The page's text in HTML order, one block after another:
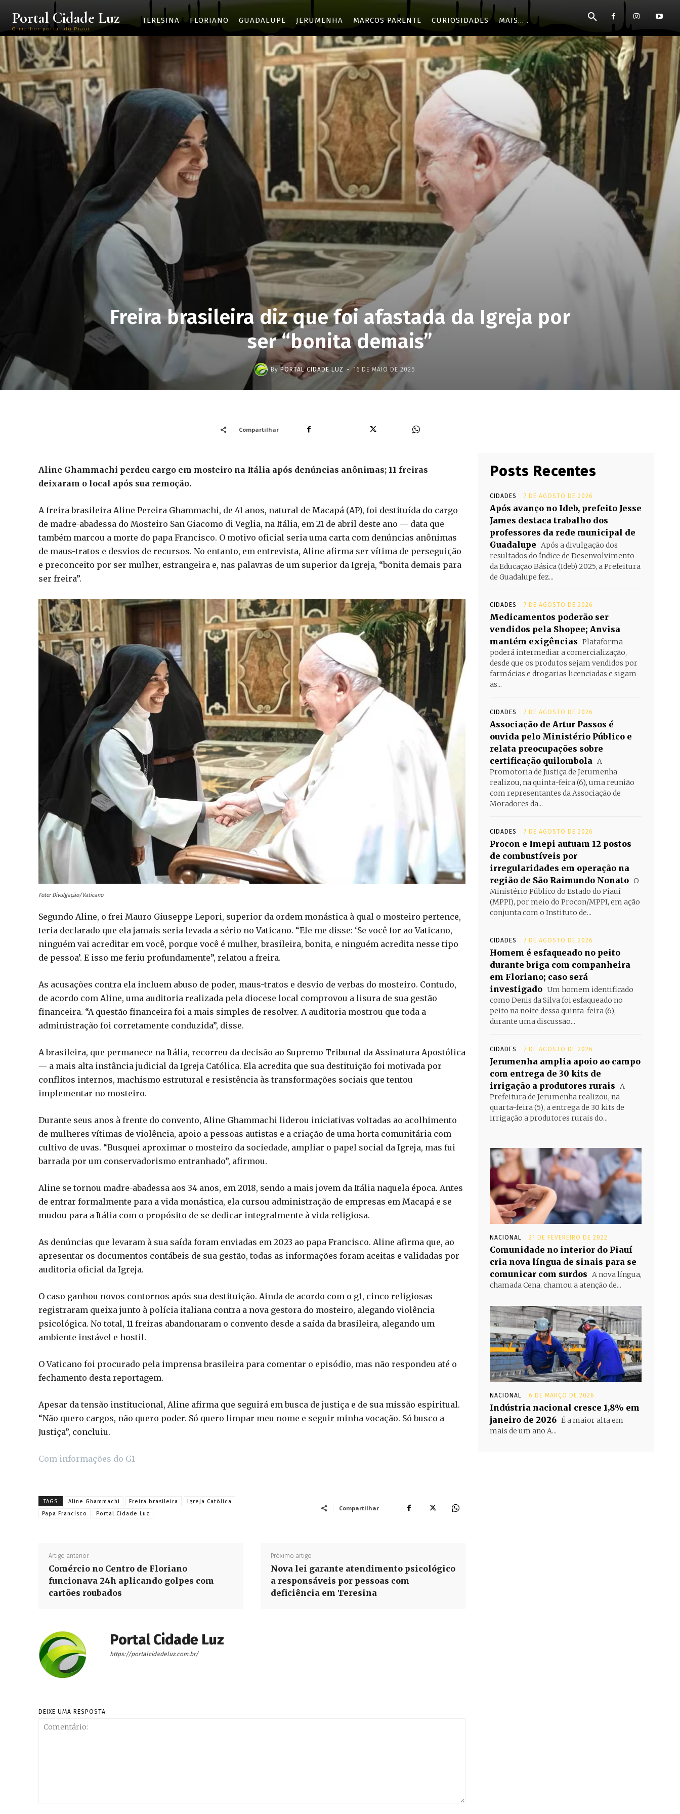
Portal Cidade Luz
O melhor portal do Piauí
TERESINA FLORIANO GUADALUPE JERUMENHA MARCOS PARENTE CURIOSIDADES MAIS...
​Freira brasileira diz que foi afastada da Igreja por
ser “bonita demais”
By PORTAL CIDADE LUZ - 16 DE MAIO DE 2025
Compartilhar
Aline Ghammachi perdeu cargo em mosteiro na Itália após denúncias anônimas; 11 freiras
deixaram o local após sua remoção.
A freira brasileira Aline Pereira Ghammachi, de 41 anos, natural de Macapá (AP), foi destituída do cargo
de madre-abadessa do Mosteiro San Giacomo di Veglia, na Itália, em 21 de abril deste ano — data que
também marcou a morte do papa Francisco. O motivo oficial seria uma carta com denúncias anônimas
de maus-tratos e desvios de recursos. No entanto, em entrevista, Aline afirma ser vítima de perseguição
e preconceito por ser mulher, estrangeira e, nas palavras de um superior da Igreja, “bonita demais para
ser freira”.
Foto: Divulgação/Vaticano
Segundo Aline, o frei Mauro Giuseppe Lepori, superior da ordem monástica à qual o mosteiro pertence,
teria declarado que ela jamais seria levada a sério no Vaticano. “Ele me disse: ‘Se você for ao Vaticano,
ninguém vai acreditar em você, porque você é mulher, brasileira, bonita, e ninguém acredita nesse tipo
de pessoa’. E isso me feriu profundamente”, relatou a freira.
As acusações contra ela incluem abuso de poder, maus-tratos e desvio de verbas do mosteiro. Contudo,
de acordo com Aline, uma auditoria realizada pela diocese local comprovou a lisura de sua gestão
financeira. “A questão financeira foi a mais simples de resolver. A auditoria mostrou que toda a
administração foi corretamente conduzida”, disse.
A brasileira, que permanece na Itália, recorreu da decisão ao Supremo Tribunal da Assinatura Apostólica
— a mais alta instância judicial da Igreja Católica. Ela acredita que sua destituição foi motivada por
conflitos internos, machismo estrutural e resistência às transformações sociais que tentou
implementar no mosteiro.
Durante seus anos à frente do convento, Aline Ghammachi liderou iniciativas voltadas ao acolhimento
de mulheres vítimas de violência, apoio a pessoas autistas e a criação de uma horta comunitária com
cultivo de uvas. “Busquei aproximar o mosteiro da sociedade, ampliar o papel social da Igreja, mas fui
barrada por um conservadorismo entranhado”, afirmou.
Aline se tornou madre-abadessa aos 34 anos, em 2018, sendo a mais jovem da Itália naquela época. Antes
de entrar formalmente para a vida monástica, ela cursou administração de empresas em Macapá e se
mudou para a Itália com o propósito de se dedicar integralmente à vida religiosa.
As denúncias que levaram à sua saída foram enviadas em 2023 ao papa Francisco. Aline afirma que, ao
apresentar os documentos contábeis de sua gestão, todas as informações foram aceitas e validadas por
auditoria oficial da Igreja.
O caso ganhou novos contornos após sua destituição. Ainda de acordo com o g1, cinco religiosas
registraram queixa junto à polícia italiana contra a nova gestora do mosteiro, alegando violência
psicológica. No total, 11 freiras abandonaram o convento desde a saída da brasileira, alegando um
ambiente instável e hostil.
O Vaticano foi procurado pela imprensa brasileira para comentar o episódio, mas não respondeu até o
fechamento desta reportagem.
Apesar da tensão institucional, Aline afirma que seguirá em busca de justiça e de sua missão espiritual.
“Não quero cargos, não quero poder. Só quero limpar meu nome e seguir minha vocação. Só busco a
Justiça”, concluiu.
Com informações do G1
TAGS Aline Ghammachi Freira brasileira
Igreja Católica
Papa Francisco
Portal Cidade Luz
Compartilhar
Artigo anterior
Comércio no Centro de Floriano
funcionava 24h aplicando golpes com
cartões roubados
Próximo artigo
Nova lei garante atendimento psicológico
a responsáveis por pessoas com
deficiência em Teresina
Portal Cidade Luz
https://portalcidadeluz.com.br/
DEIXE UMA RESPOSTA
Posts Recentes
CIDADES 7 DE AGOSTO DE 2026
Após avanço no Ideb, prefeito Jesse
James destaca trabalho dos
professores da rede municipal de
Guadalupe Após a divulgação dos
resultados do Índice de Desenvolvimento
da Educação Básica (Ideb) 2025, a Prefeitura
de Guadalupe fez...
CIDADES 7 DE AGOSTO DE 2026
Medicamentos poderão ser
vendidos pela Shopee; Anvisa
mantém exigências Plataforma
poderá intermediar a comercialização,
desde que os produtos sejam vendidos por
farmácias e drogarias licenciadas e sigam
as...
CIDADES 7 DE AGOSTO DE 2026
Associação de Artur Passos é
ouvida pelo Ministério Público e
relata preocupações sobre
certificação quilombola A
Promotoria de Justiça de Jerumenha
realizou, na quinta-feira (6), uma reunião
com representantes da Associação de
Moradores da...
CIDADES 7 DE AGOSTO DE 2026
Procon e Imepi autuam 12 postos
de combustíveis por
irregularidades em operação na
região de São Raimundo Nonato O
Ministério Público do Estado do Piauí
(MPPI), por meio do Procon/MPPI, em ação
conjunta com o Instituto de...
CIDADES 7 DE AGOSTO DE 2026
Homem é esfaqueado no peito
durante briga com companheira
em Floriano; caso será
investigado Um homem identificado
como Denis da Silva foi esfaqueado no
peito na noite dessa quinta-feira (6),
durante uma discussão...
CIDADES 7 DE AGOSTO DE 2026
Jerumenha amplia apoio ao campo
com entrega de 30 kits de
irrigação a produtores rurais A
Prefeitura de Jerumenha realizou, na
quarta-feira (5), a entrega de 30 kits de
irrigação a produtores rurais do...
NACIONAL 21 DE FEVEREIRO DE 2022
Comunidade no interior do Piauí
cria nova língua de sinais para se
comunicar com surdos A nova língua,
chamada Cena, chamou a atenção de...
NACIONAL 6 DE MARÇO DE 2026
Indústria nacional cresce 1,8% em
janeiro de 2026 É a maior alta em
mais de um ano A...